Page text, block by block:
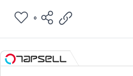
0